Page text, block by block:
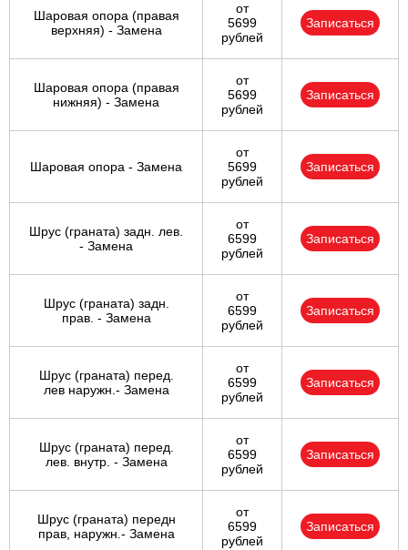
Шаровая опора (правая
верхняя) - Замена
от
5699
рублей
Записаться
Шаровая опора (правая
нижняя) - Замена
от
5699
рублей
Записаться
Шаровая опора - Замена
от
5699
рублей
Записаться
Шрус (граната) задн. лев.
- Замена
от
6599
рублей
Записаться
Шрус (граната) задн.
прав. - Замена
от
6599
рублей
Записаться
Шрус (граната) перед.
лев наружн.- Замена
от
6599
рублей
Записаться
Шрус (граната) перед.
лев. внутр. - Замена
от
6599
рублей
Записаться
Шрус (граната) передн
прав, наружн.- Замена
от
6599
рублей
Записаться